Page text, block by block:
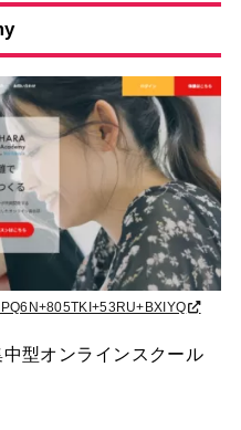
型オンラインスクール